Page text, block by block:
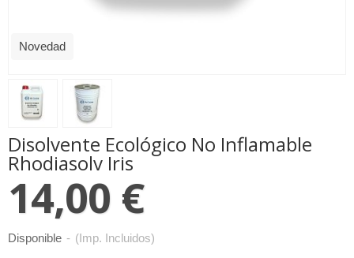
Novedad
Disolvente Ecológico No Inflamable
Rhodiasolv Iris
14,00 €
Disponible - (Imp. Incluidos)